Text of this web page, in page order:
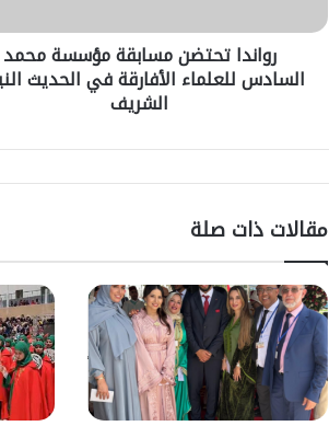
في
النبوي
رواندا تحتضن مسابقة مؤسسة محمد
السادس للعلماء الأفارقة في الحديث
الشريف
مقالات ذات صلة